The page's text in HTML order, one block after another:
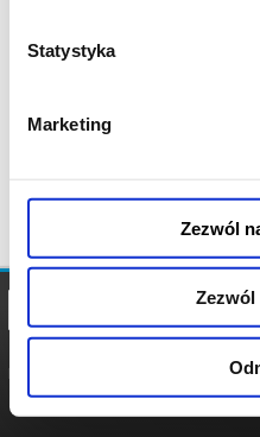
Statystyka
Marketing
Zezwól
Zezwól